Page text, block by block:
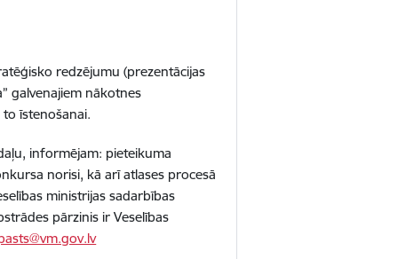
redzējumu (prezentācijas
galvenajiem nākotnes
īstenošanai.
informējam: pieteikuma
norisi, kā arī atlases procesā
ministrijas sadarbības
pārzinis ir Veselības